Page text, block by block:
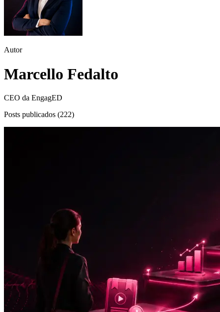
Autor
Marcello Fedalto
CEO da EngagED
Posts publicados (222)